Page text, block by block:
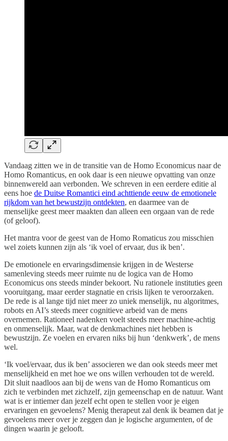
Vandaag zitten we in de transitie van de Homo Economicus naar de
Homo Romanticus, en ook daar is een nieuwe opvatting van onze
binnenwereld aan verbonden. We schreven in een eerdere editie al
eens hoe de Duitse Romantici eind achttiende eeuw de emotionele
rijkdom van het bewustzijn ontdekten, en daarmee van de
menselijke geest meer maakten dan alleen een orgaan van de rede
(of geloof).
Het mantra voor de geest van de Homo Romaticus zou misschien
wel zoiets kunnen zijn als ‘ik voel of ervaar, dus ik ben’.
De emotionele en ervaringsdimensie krijgen in de Westerse
samenleving steeds meer ruimte nu de logica van de Homo
Economicus ons steeds minder bekoort. Nu rationele instituties geen
vooruitgang, maar eerder stagnatie en crisis lijken te veroorzaken.
De rede is al lange tijd niet meer zo uniek menselijk, nu algoritmes,
robots en AI’s steeds meer cognitieve arbeid van de mens
overnemen. Rationeel nadenken voelt steeds meer machine-achtig
en onmenselijk. Maar, wat de denkmachines niet hebben is
bewustzijn. Ze voelen en ervaren niks bij hun ‘denkwerk’, de mens
wel.
‘Ik voel/ervaar, dus ik ben’ associeren we dan ook steeds meer met
menselijkheid en met hoe we ons willen verhouden tot de wereld.
Dit sluit naadloos aan bij de wens van de Homo Romanticus om
zich te verbinden met zichzelf, zijn gemeenschap en de natuur. Want
wat is er intiemer dan jezelf echt open te stellen voor je eigen
ervaringen en gevoelens? Menig therapeut zal denk ik beamen dat je
gevoelens meer over je zeggen dan je logische argumenten, of de
dingen waarin je gelooft.